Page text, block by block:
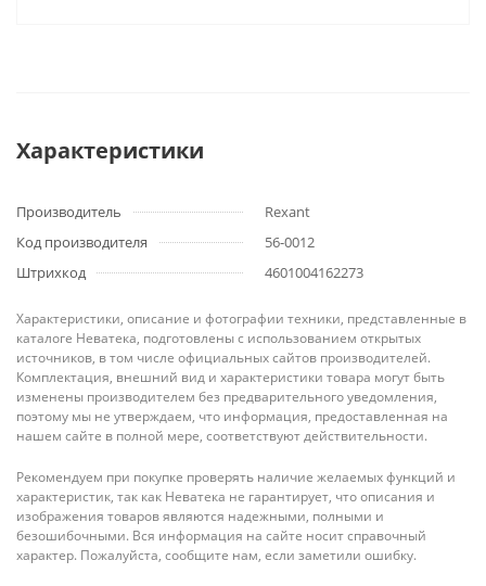
Характеристики
Производитель
Rexant
Код производителя
56-0012
Штрихкод
4601004162273
Характеристики, описание и фотографии техники, представленные в
каталоге Неватека, подготовлены с использованием открытых
источников, в том числе официальных сайтов производителей.
Комплектация, внешний вид и характеристики товара могут быть
изменены производителем без предварительного уведомления,
поэтому мы не утверждаем, что информация, предоставленная на
нашем сайте в полной мере, соответствуют действительности.
Рекомендуем при покупке проверять наличие желаемых функций и
характеристик, так как Неватека не гарантирует, что описания и
изображения товаров являются надежными, полными и
безошибочными. Вся информация на сайте носит справочный
характер. Пожалуйста, сообщите нам, если заметили ошибку.